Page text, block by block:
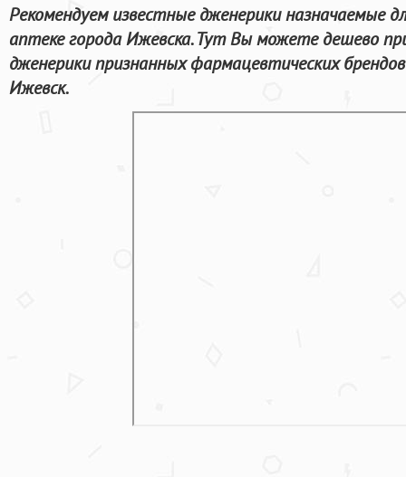
Рекомендуем известные дженерики назначаемые
аптеке города Ижевска. Тут Вы можете дешево
дженерики признанных фармацевтических
Ижевск.